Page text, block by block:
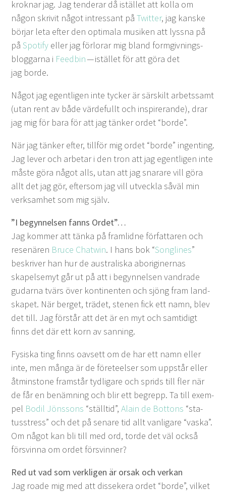
kroknar jag. Jag ten­der­ar då istäl­let att kol­la om
någon skriv­it något intres­sant påTwit­ter, jag kanske
bör­jar leta efter den opti­mala musiken att lyssna på
påSpo­ti­fy eller jag för­lorar mig bland for­m­givn­ings­
blog­gar­na i Feed­bin— istäl­let för att göra det
jag borde.
Något jag egentli­gen inte tyck­er är särskilt arbetssamt
(utan rent av både värde­fullt och inspirerande), drar
jag mig för bara för att jag tänker ordet “bor­de”.
När jag tänker efter, tillför mig ordet “bor­de” ingent­ing.
Jag lever och arbe­tar i den tron att jag egentli­gen inte
måste göra något alls, utan att jag snarare vill göra
allt det jag gör, efter­som jag vill utveck­la såväl min
verk­samhet som mig själv.
”I beg­yn­nelsen fanns Ordet”…
Jag kom­mer att tän­ka på fram­lidne för­fattaren och
resenären Bruce Chatwin. I hans bok “Song­lines”
beskriv­er han hur de aus­traliska abo­rig­in­er­nas
skapelse­myt går ut på att i beg­yn­nelsen van­drade
gudar­na tvärs över kon­ti­nen­ten och sjöng fram land­
skapet. När berget, trädet, ste­nen fick ett namn, blev
det till. Jag förstår att det är en myt och sam­tidigt
finns det där ett korn av sanning.
Fysiska ting finns oavsett om de har ett namn eller
inte, men mån­ga är de före­teelser som upp­står eller
åtmin­stone fram­står tydli­gare och sprids till fler när
de får en benämn­ing och blir ett begrepp. Ta till exem­
pel Bod­il Jönssons “ställtid”,Alain de Bot­tons “sta­
tusstress” och det på senare tid allt van­li­gare “vas­ka”.
Om något kan bli till med ord, torde det väl ock­så
försvin­na om ordet försvinner?
Red ut vad som verk­li­gen är orsak och verkan
Jag roade mig med att dis­sek­era ordet “bor­de”, vilket